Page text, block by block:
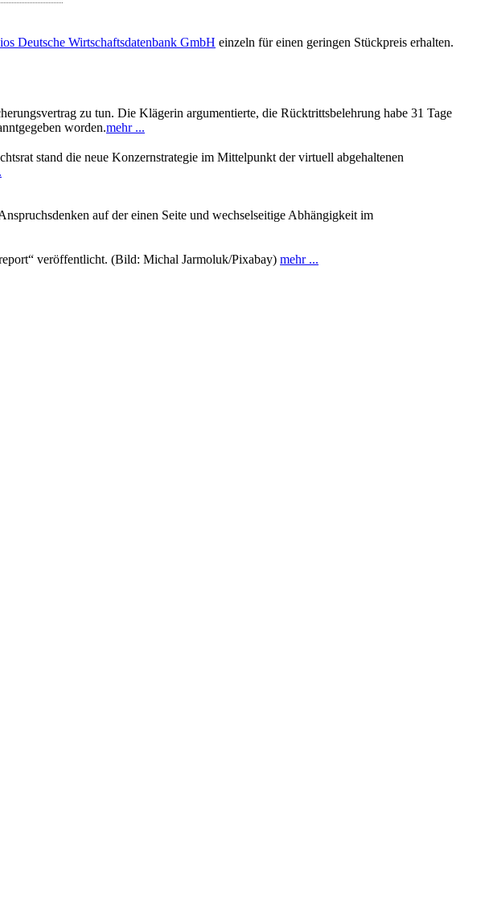
Deutsche Wirtschaftsdatenbank GmbH einzeln für einen geringen Stückpreis erhalten.
zu tun. Die Klägerin argumentierte, die Rücktrittsbelehrung habe 31 Tage
worden.mehr ...
stand die neue Konzernstrategie im Mittelpunkt der virtuell abgehaltenen
auf der einen Seite und wechselseitige Abhängigkeit im
veröffentlicht. (Bild: Michal Jarmoluk/Pixabay) mehr ...